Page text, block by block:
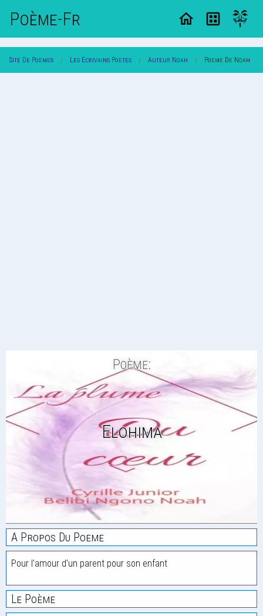
Poème-Fr
Site De Poemes Les Ecrivains Poetes Auteur Noah Poeme De Noah
Poème:
Elohima
A Propos Du Poeme
Pour l’amour d’un parent pour son enfant
Le Poème